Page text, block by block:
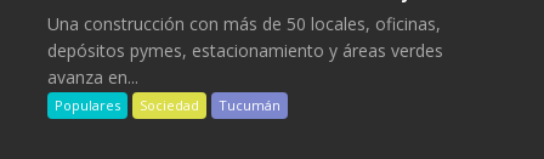
Una construcción con más de 50 locales, oficinas,
depósitos pymes, estacionamiento y áreas verdes
avanza en...
Populares Sociedad Tucumán